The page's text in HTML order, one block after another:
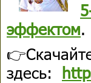
эффектом.
здесь: